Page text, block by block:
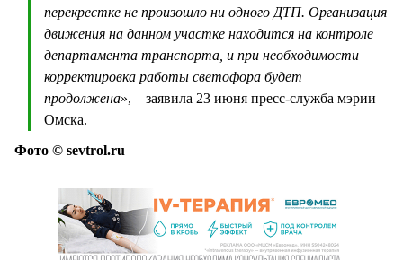
перекрестке не произошло ни одного ДТП. Организация
движения на данном участке находится на контроле
департамента транспорта, и при необходимости
корректировка работы светофора будет
продолжена», – заявила 23 июня пресс-служба мэрии
Омска.
Фото © sevtrol.ru